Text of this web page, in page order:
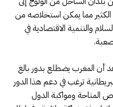
الكثير مما يمكن استخلاصه من
والتنمية الاقتصادية في
أن المغرب يضطلع بدور بالغ
ترغب في دعم هذا الدور
المتاحة ومواكبة الدول